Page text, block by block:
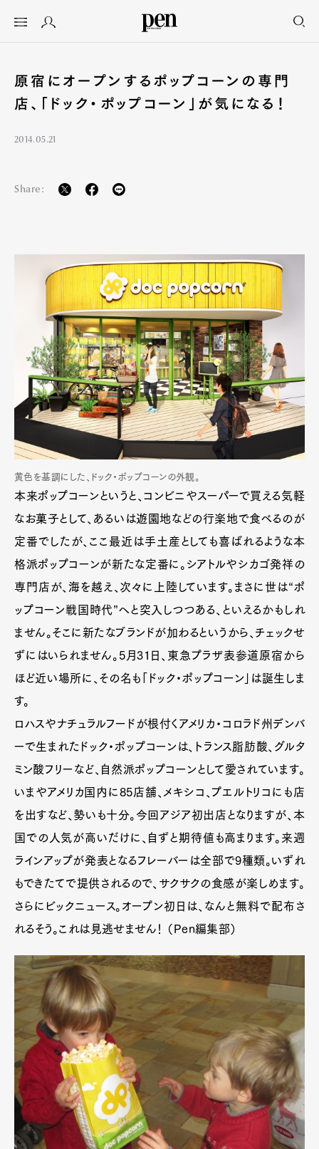
原宿にオープンするポップコーンの専門
店、「ドック・ポップコーン」が気になる！
2014.05.21
Share:
黄色を基調にした、ドック・ポップコーンの外観。
本来ポップコーンというと、コンビニやスーパーで買える気軽
なお菓子として、あるいは遊園地などの行楽地で食べるのが
定番でしたが、ここ最近は手土産としても喜ばれるような本
格派ポップコーンが新たな定番に。シアトルやシカゴ発祥の
専門店が、海を越え、次々に上陸しています。まさに世は“ポ
ップコーン戦国時代”へと突入しつつある、といえるかもしれ
ません。そこに新たなブランドが加わるというから、チェックせ
ずにはいられません。5月31日、東急プラザ表参道原宿から
ほど近い場所に、その名も「ドック・ポップコーン」は誕生しま
す。
ロハスやナチュラルフードが根付くアメリカ・コロラド州デンバ
ーで生まれたドック・ポップコーンは、トランス脂肪酸、グルタ
ミン酸フリーなど、自然派ポップコーンとして愛されています。
いまやアメリカ国内に85店舗、メキシコ、プエルトリコにも店
を出すなど、勢いも十分。今回アジア初出店となりますが、本
国での人気が高いだけに、自ずと期待値も高まります。来週
ラインアップが発表となるフレーバーは全部で9種類。いずれ
もできたてで提供されるので、サクサクの食感が楽しめます。
さらにビックニュース。オープン初日は、なんと無料で配布さ
れるそう。これは見逃せません！ （Pen編集部）